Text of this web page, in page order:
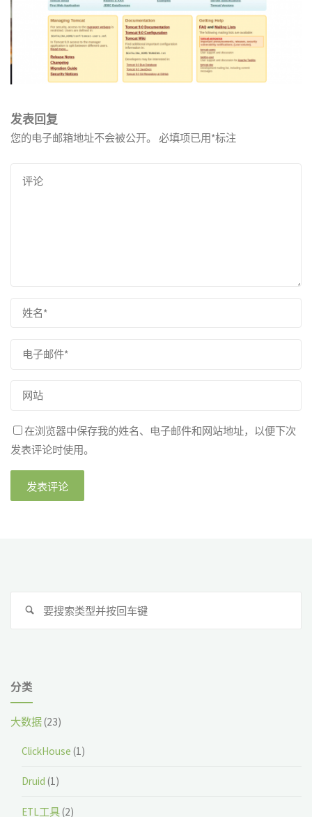
发表回复
您的电子邮箱地址不会被公开。 必填项已用*标注
在浏览器中保存我的姓名、电子邮件和网站地址，以便下次
发表评论时使用。
搜
分类
大数据(23)
ClickHouse (1)
Druid (1)
ETL工具(2)